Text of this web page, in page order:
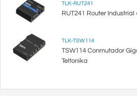
TLK-RUT241
RUT241 Router Industrial
TLK-TSW114
TSW114 Conmutador
Teltonika